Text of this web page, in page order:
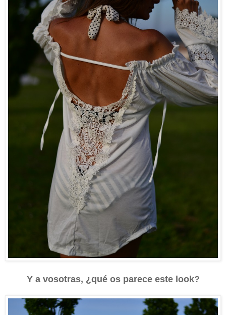
Y a vosotras, ¿qué os parece este look?